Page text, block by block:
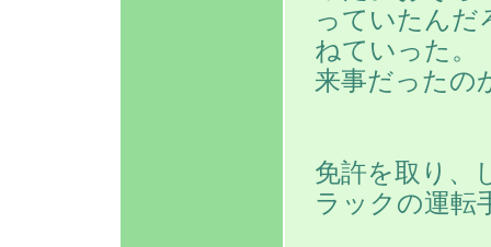
っていたんだ
ねていった。
来事だったの
免許を取り、
ラックの運転